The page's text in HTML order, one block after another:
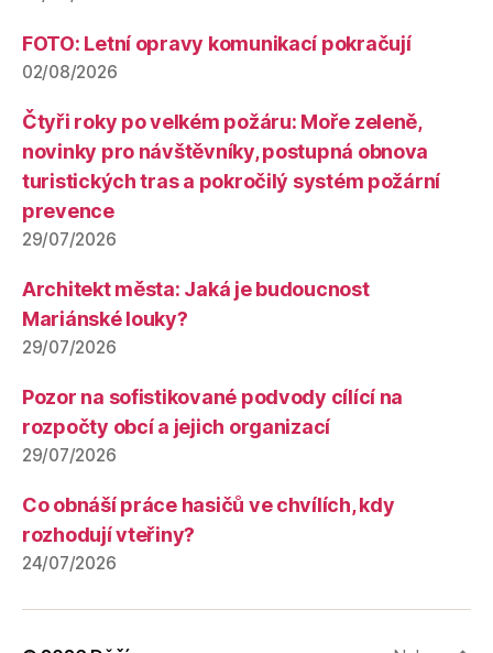
FOTO: Letní opravy komunikací pokračují
02/08/2026
Čtyři roky po velkém požáru: Moře zeleně,
novinky pro návštěvníky, postupná obnova
turistických tras a pokročilý systém požární
prevence
29/07/2026
Architekt města: Jaká je budoucnost
Mariánské louky?
29/07/2026
Pozor na sofistikované podvody cílící na
rozpočty obcí a jejich organizací
29/07/2026
Co obnáší práce hasičů ve chvílích, kdy
rozhodují vteřiny?
24/07/2026